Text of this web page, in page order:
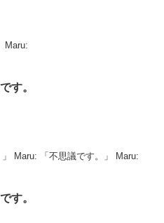
Maru:
す。
「箱なのに透明、透明なのに箱。」 Maru: 「不思議です。」 Maru:
す。